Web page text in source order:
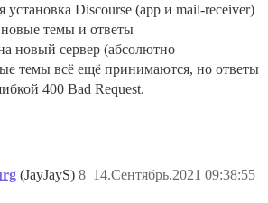
Discourse (app и mail-receiver)
темы и ответы
новый сервер (абсолютно
темы всё ещё принимаются, но ответы
400 Bad Request.
(JayJayS) 14.Сентябрь.2021 09:38:55
8